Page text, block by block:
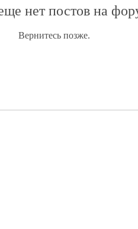
нет постов на
Вернитесь позже.